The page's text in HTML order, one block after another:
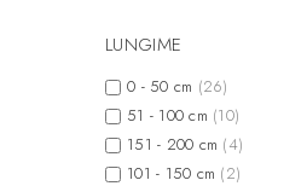
LUNGIME
0 - 50 cm (26)
51 - 100 cm (10)
151 - 200 cm (4)
101 - 150 cm (2)